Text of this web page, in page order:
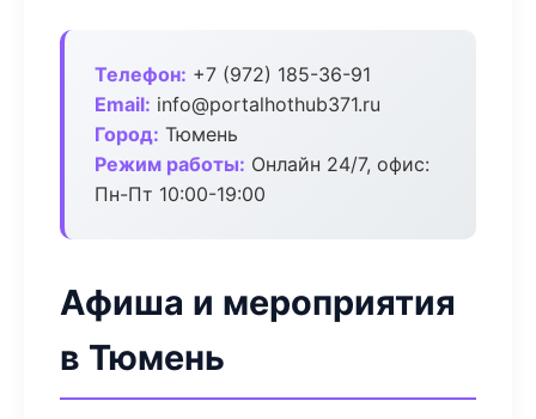
Телефон: +7 (972) 185-36-91
Email: info@portalhothub371.ru
Город: Тюмень
Режим работы: Онлайн 24/7, офис:
Пн-Пт 10:00-19:00
Афиша и мероприятия
в Тюмень